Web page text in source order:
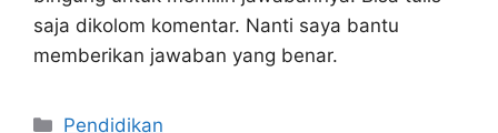
saja dikolom komentar. Nanti saya bantu
memberikan jawaban yang benar.
Kategori
Pendidikan